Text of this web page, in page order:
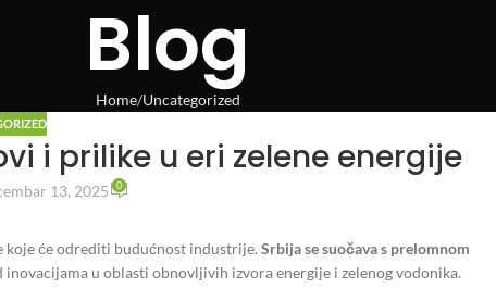
Blog
Home Uncategorized
i prilike u eri zelene energije
13, 2025 0
koje će odrediti budućnost industrije. Srbija se suočava s prelomnom
u oblasti obnovljivih izvora energije i zelenog vodonika.